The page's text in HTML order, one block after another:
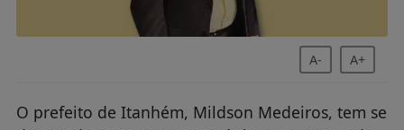
A- A+
O prefeito de Itanhém, Mildson Medeiros, tem se